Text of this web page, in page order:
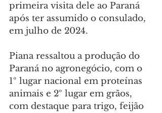
primeira visita dele ao Paraná
após ter assumido o consulado,
em julho de 2024.
Piana ressaltou a produção do
Paraná no agronegócio, com o
1º lugar nacional em proteínas
animais e 2º lugar em grãos,
com destaque para trigo, feijão